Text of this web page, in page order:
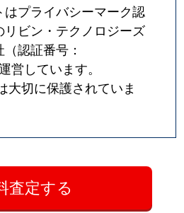
はプライバシーマーク認
リビン・テクノロジーズ
認証番号：
営しています。
大切に保護されていま